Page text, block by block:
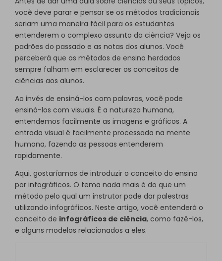
você deve parar e pensar se os métodos tradicionais
seriam uma maneira fácil para os estudantes
entenderem o complexo assunto da ciência? Veja os
padrões do passado e as notas dos alunos. Você
perceberá que os métodos de ensino herdados
sempre falham em esclarecer os conceitos de
ciências aos alunos.
Ao invés de ensiná-los com palavras, você pode
ensiná-los com visuais. É a natureza humana,
entendemos facilmente as imagens e gráficos. A
entrada visual é facilmente processada na mente
humana, fazendo as pessoas entenderem
rapidamente.
Aqui, gostaríamos de introduzir o conceito do ensino
por infográficos. O tema nada mais é do que um
método pelo qual um instrutor pode dar palestras
utilizando infográficos. Neste artigo, você entenderá o
conceito de infográficos de ciência, como fazê-los,
e alguns modelos relacionados a eles.